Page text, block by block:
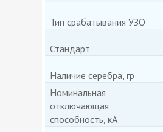
Тип срабатывания УЗО
Стандарт
Наличие серебра, гр
Номинальная
отключающая
способность, кА